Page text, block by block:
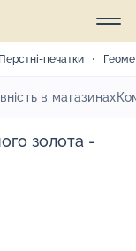
Перстні-печатки
в магазинах
золота -